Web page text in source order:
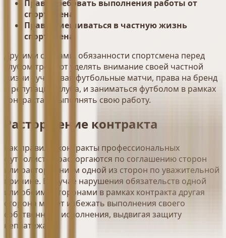
Право требовать выполнения работы от
спортсмена
Право вмешиваться в частную жизнь
спортсмена
Другими словами, обязанности спортсмена перед
клубом требуют уделять внимание своей частной
жизни - учитывая футбольные матчи, права на бренд
и репутацию клуба, и заниматься футболом в рамках
контракта и выполнять свою работу.
Расторжение контракта
Как правило, контракты профессиональных
футболистов расторгаются по соглашению сторон
или расторжением одной из сторон по уважительной
причине. В случае нарушения обязательств одной
или обеими сторонами в рамках контракта другая
сторона может избежать выполнения своего
собственного исполнения, выдвигая защиту
неплатежа.